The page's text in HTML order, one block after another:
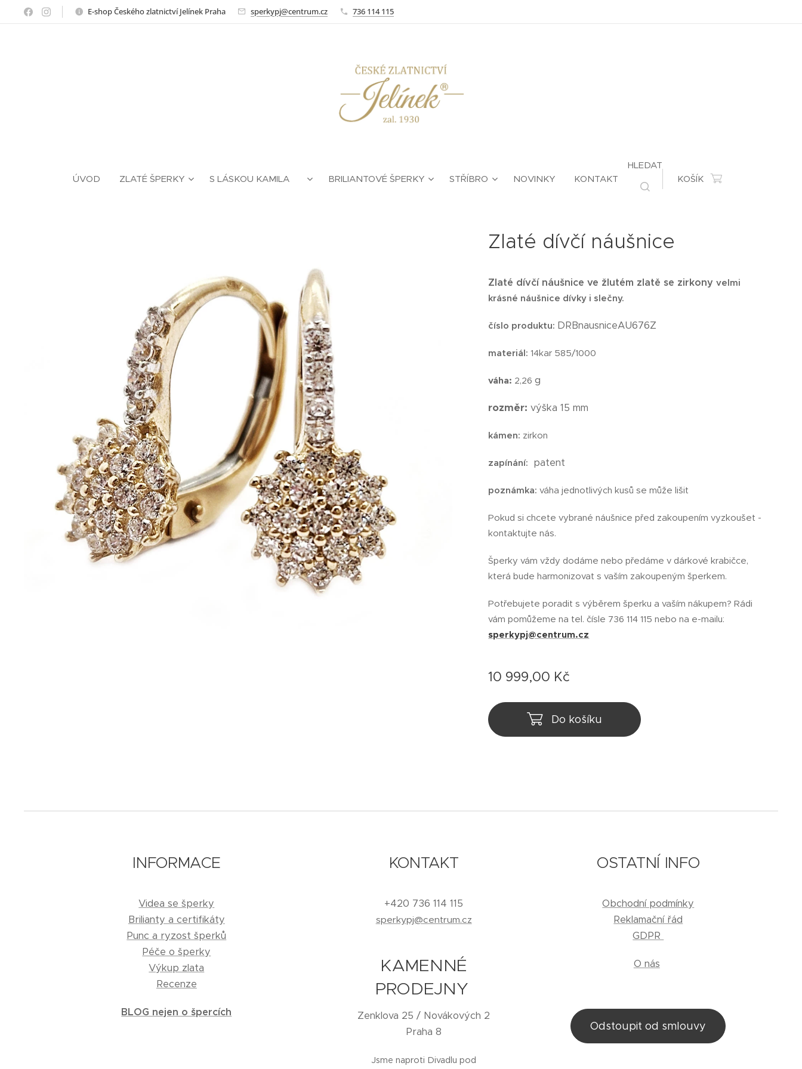
E-shop Českého zlatnictví Jelínek Praha sperkypj@centrum.cz 736 114 115
ÚVOD ZLATÉ ŠPERKY S LÁSKOU KAMILA ❤ BRILIANTOVÉ ŠPERKY STŘÍBRO NOVINKY KONTAKT
HLEDAT
KOŠÍK
Zlaté dívčí náušnice
Zlaté dívčí náušnice ve žlutém zlatě se zirkonyvelmi
krásné náušnice dívky i slečny.
číslo produktu: DRBnausniceAU676Z
materiál:14kar 585/1000
váha: 2,26g
rozměr:výška 15 mm
kámen: zirkon
zapínání: patent
poznámka:váha jednotlivých kusů se může lišit
Pokud si chcete vybrané náušnice před zakoupením vyzkoušet -
kontaktujte nás.
Šperky vám vždy dodáme nebo předáme v dárkové krabičce,
která bude harmonizovat s vaším zakoupeným šperkem.
Potřebujete poradit s výběrem šperku a vaším nákupem? Rádi
vám pomůžeme na tel. čísle 736 114 115 nebo na e-mailu:
sperkypj@centrum.cz
10 999,00 Kč
Do košíku
INFORMACE
Videa se šperky
Brilianty a certifikáty
Punc a ryzost šperků
Péče o šperky
Výkup zlata
Recenze
BLOG nejen o špercích
KONTAKT
+420 736 114 115
sperkypj@centrum.cz
KAMENNÉ
PRODEJNY
Zenklova 25 / Novákových 2
Praha 8
Jsme naproti Divadlu pod
OSTATNÍ INFO
Obchodní podmínky
Reklamační řád
GDPR
O nás
Odstoupit od smlouvy